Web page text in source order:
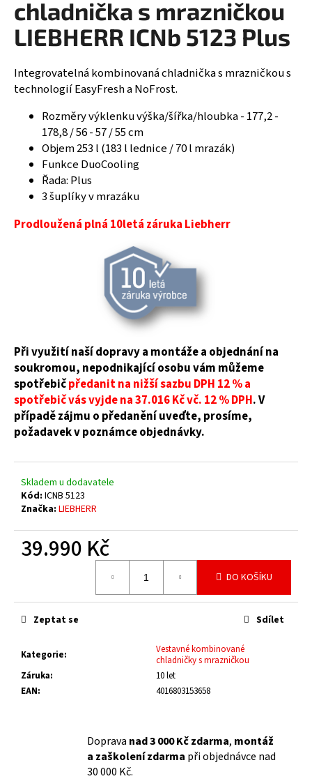
chladnička s mrazničkou
LIEBHERR ICNb 5123 Plus
Integrovatelná kombinovaná chladnička s mrazničkou s
technologií EasyFresh a NoFrost.
Rozměry výklenku výška/šířka/hloubka - 177,2 -
178,8 / 56 - 57 / 55 cm
Objem 253 l (183 l lednice / 70 l mrazák)
Funkce DuoCooling
Řada: Plus
3 šuplíky v mrazáku
Prodloužená plná 10letá záruka Liebherr
Při využití naší dopravy a montáže a objednání na
soukromou, nepodnikající osobu vám můžeme
spotřebičpředanit na nižší sazbu DPH 12 % a
spotřebič vás vyjde na 37.016 Kč vč. 12 % DPH. V
případě zájmu o předanění uveďte, prosíme,
požadavek v poznámce objednávky.
Skladem u dodavatele
Kód: ICNB 5123
Značka: LIEBHERR
39.990 Kč
DO KOŠÍKU
Kategorie:
Vestavné kombinované
chladničky s mrazničkou
Záruka:
10 let
EAN: 4016803153658
Zeptat se Sdílet
M
A
Doprava nad 3 000 Kč zdarma, montáž
a zaškolení zdarma při objednávce nad
30 000 Kč.
a
j
t
?
HLEDAT
D
j
e
m
e